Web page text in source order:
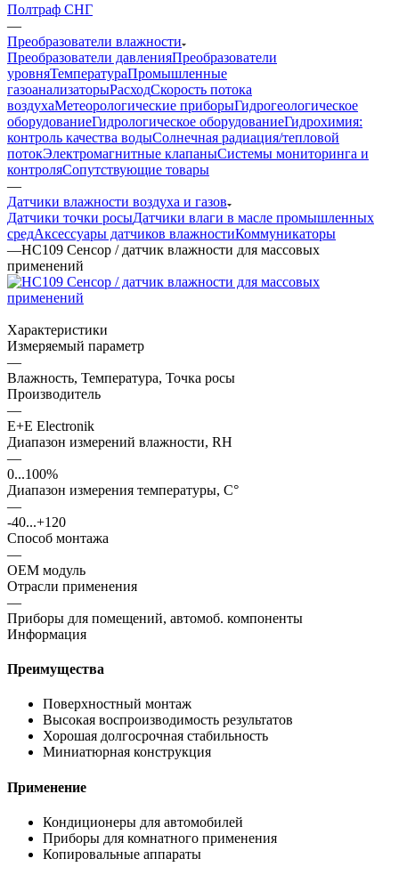
Полтраф СНГ
—
Преобразователи влажности
Преобразователи давленияПреобразователи
уровняТемператураПромышленные
газоанализаторыРасходСкорость потока
воздухаМетеорологические приборыГидрогеологическое
оборудованиеГидрологическое оборудованиеГидрохимия:
контроль качества водыСолнечная радиация/тепловой
потокЭлектромагнитные клапаныСистемы мониторинга и
контроляСопутствующие товары
—
Датчики влажности воздуха и газов
Датчики точки росыДатчики влаги в масле промышленных
средАксессуары датчиков влажностиКоммуникаторы
—HC109 Сенсор / датчик влажности для массовых
применений
Характеристики
Измеряемый параметр
—
Влажность, Температура, Точка росы
Производитель
—
E+E Electronik
Диапазон измерений влажности, RH
—
0...100%
Диапазон измерения температуры, С°
—
-40...+120
Способ монтажа
—
ОЕМ модуль
Отрасли применения
—
Приборы для помещений, автомоб. компоненты
Информация
Преимущества
Поверхностный монтаж
Высокая воспроизводимость результатов
Хорошая долгосрочная стабильность
Миниатюрная конструкция
Применение
Кондиционеры для автомобилей
Приборы для комнатного применения
Копировальные аппараты